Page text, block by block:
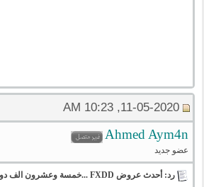
11-05-2020, 10:23 AM
Ahmed Aym4n
عضو جديد
رد: أحدث عروض FXDD ...خمسة وعشرون الف دولار جوائز نقدية للفائزين